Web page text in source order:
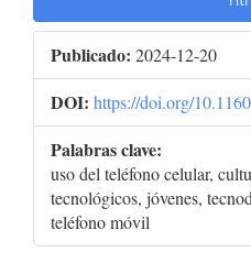
Publicado: 2024-12-20
DOI: https://doi.org/
Palabras clave:
uso del teléfono celular,
tecnológicos, jóvenes,
teléfono móvil